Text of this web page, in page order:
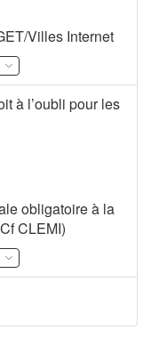
Villes Internet
à l’oubli pour les
obligatoire à la
CLEMI)